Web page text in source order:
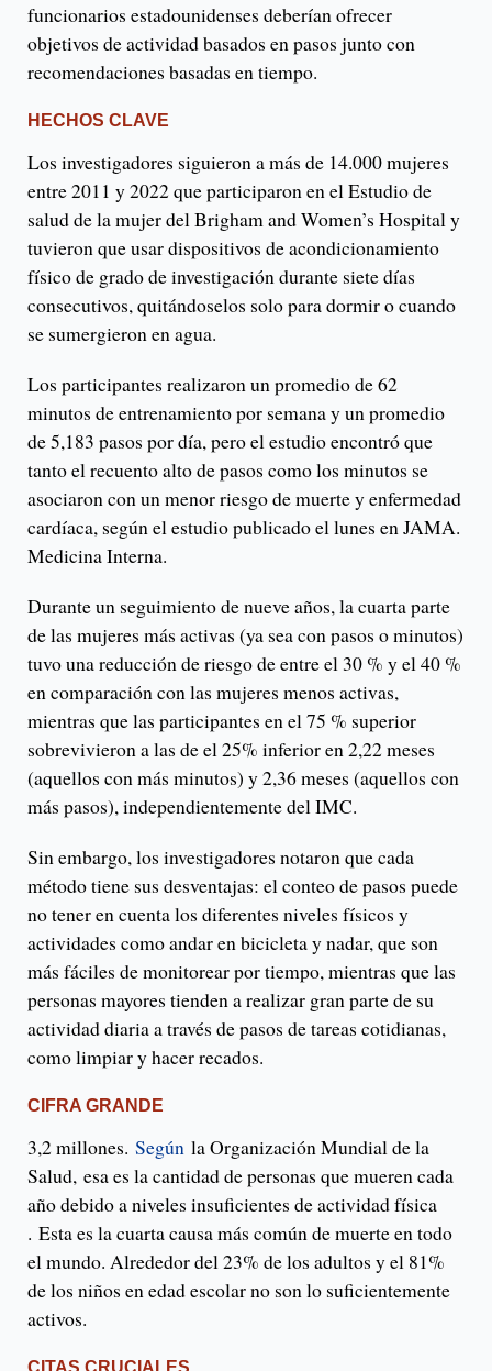
funcionarios estadounidenses deberían ofrecer
objetivos de actividad basados ​​en pasos junto con
recomendaciones basadas en tiempo.
HECHOS CLAVE
Los investigadores siguieron a más de 14.000 mujeres
entre 2011 y 2022 que participaron en el Estudio de
salud de la mujer del Brigham and Women’s Hospital y
tuvieron que usar dispositivos de acondicionamiento
físico de grado de investigación durante siete días
consecutivos, quitándoselos solo para dormir o cuando
se sumergieron en agua.
Los participantes realizaron un promedio de 62
minutos de entrenamiento por semana y un promedio
de 5,183 pasos por día, pero el estudio encontró que
tanto el recuento alto de pasos como los minutos se
asociaron con un menor riesgo de muerte y enfermedad
cardíaca, según el estudio publicado el lunes en JAMA.
Medicina Interna.
Durante un seguimiento de nueve años, la cuarta parte
de las mujeres más activas (ya sea con pasos o minutos)
tuvo una reducción de riesgo de entre el 30 % y el 40 %
en comparación con las mujeres menos activas,
mientras que las participantes en el 75 % superior
sobrevivieron a las de el 25% inferior en 2,22 meses
(aquellos con más minutos) y 2,36 meses (aquellos con
más pasos), independientemente del IMC.
Sin embargo, los investigadores notaron que cada
método tiene sus desventajas: el conteo de pasos puede
no tener en cuenta los diferentes niveles físicos y
actividades como andar en bicicleta y nadar, que son
más fáciles de monitorear por tiempo, mientras que las
personas mayores tienden a realizar gran parte de su
actividad diaria a través de pasos de tareas cotidianas,
como limpiar y hacer recados.
CIFRA GRANDE
3,2 millones. Según la Organización Mundial de la
Salud, esa es la cantidad de personas que mueren cada
año debido a niveles insuficientes de actividad física
. Esta es la cuarta causa más común de muerte en todo
el mundo. Alrededor del 23% de los adultos y el 81%
de los niños en edad escolar no son lo suficientemente
activos.